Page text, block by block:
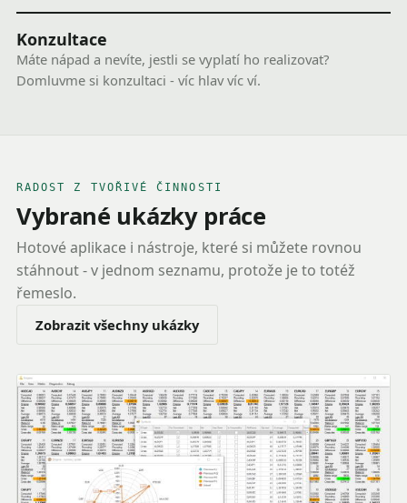
Konzultace
Máte nápad a nevíte, jestli se vyplatí ho realizovat?
Domluvme si konzultaci - víc hlav víc ví.
RADOST Z TVOŘIVÉ ČINNOSTI
Vybrané ukázky práce
Hotové aplikace i nástroje, které si můžete rovnou
stáhnout - v jednom seznamu, protože je to totéž
řemeslo.
Zobrazit všechny ukázky